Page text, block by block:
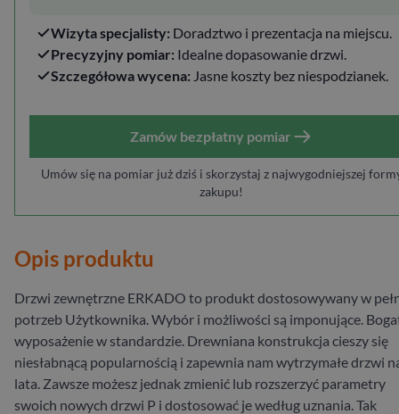
Wizyta specjalisty: Doradztwo i prezentacja na miejscu.
Precyzyjny pomiar: Idealne dopasowanie drzwi.
Szczegółowa wycena: Jasne koszty bez niespodzianek.
Zamów bezpłatny pomiar
Umów się na pomiar już dziś i skorzystaj z najwygodniejszej
zakupu!
Opis produktu
Drzwi zewnętrzne ERKADO to produkt dostosowywany w
potrzeb Użytkownika. Wybór i możliwości są imponujące.
wyposażenie w standardzie. Drewniana konstrukcja cieszy się
niesłabnącą popularnością i zapewnia nam wytrzymałe drzwi
lata. Zawsze możesz jednak zmienić lub rozszerzyć parametry
swoich nowych drzwi P i dostosować je według uznania. Tak